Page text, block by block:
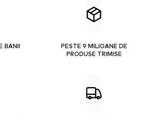
BANII
PESTE 9 MILIOANE DE
PRODUSE TRIMISE